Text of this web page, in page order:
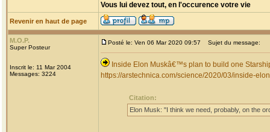
Vous lui devez tout, en l'occurence votre vie
Revenir en haut de page
M.O.P.
Super Posteur
Inscrit le: 11 Mar 2004
Messages: 3224
Posté le: Ven 06 Mar 2020 09:57 Sujet du message:
Inside Elon Muskâ€™s plan to build one
https://arstechnica.com/science/2020/03/inside-
Citation:
Elon Musk: "I think we need, probably, on the